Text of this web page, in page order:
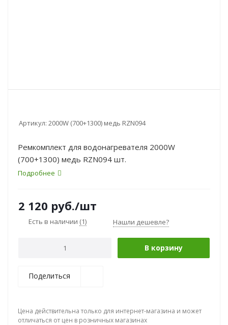
Артикул: 2000W (700+1300) медь RZN094
Ремкомплект для водонагревателя 2000W
(700+1300) медь RZN094 шт.
Подробнее
2 120 руб./шт
Есть в наличии (1) Нашли дешевле?
В корзину
Поделиться
Цена действительна только для интернет-магазина и может
отличаться от цен в розничных магазинах